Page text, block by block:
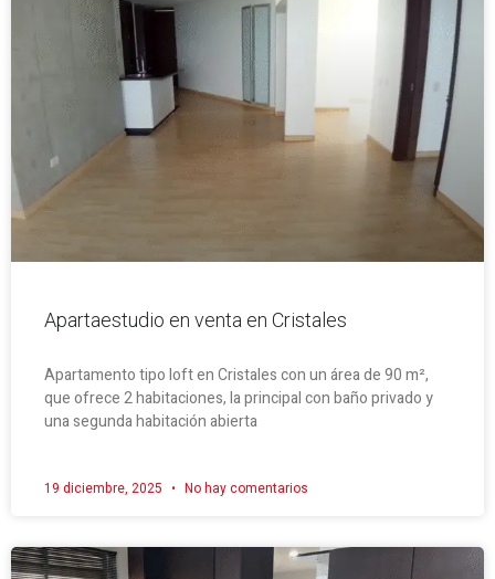
Apartaestudio en venta en Cristales
Apartamento tipo loft en Cristales con un área de 90 m²,
que ofrece 2 habitaciones, la principal con baño privado y
una segunda habitación abierta
19 diciembre, 2025 No hay comentarios